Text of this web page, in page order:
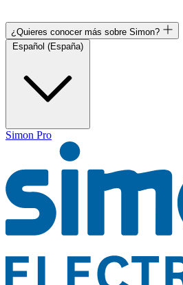
¿Quieres conocer más sobre Simon?
Simon Pro